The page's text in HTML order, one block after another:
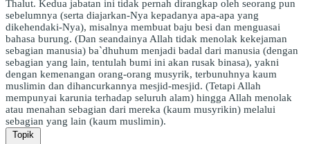
Thalut. Kedua jabatan ini tidak pernah dirangkap oleh seorang pun
sebelumnya (serta diajarkan-Nya kepadanya apa-apa yang
dikehendaki-Nya), misalnya membuat baju besi dan menguasai
bahasa burung. (Dan seandainya Allah tidak menolak kekejaman
sebagian manusia) ba`dhuhum menjadi badal dari manusia (dengan
sebagian yang lain, tentulah bumi ini akan rusak binasa), yakni
dengan kemenangan orang-orang musyrik, terbunuhnya kaum
muslimin dan dihancurkannya mesjid-mesjid. (Tetapi Allah
mempunyai karunia terhadap seluruh alam) hingga Allah menolak
atau menahan sebagian dari mereka (kaum musyrikin) melalui
sebagian yang lain (kaum muslimin).
Topik